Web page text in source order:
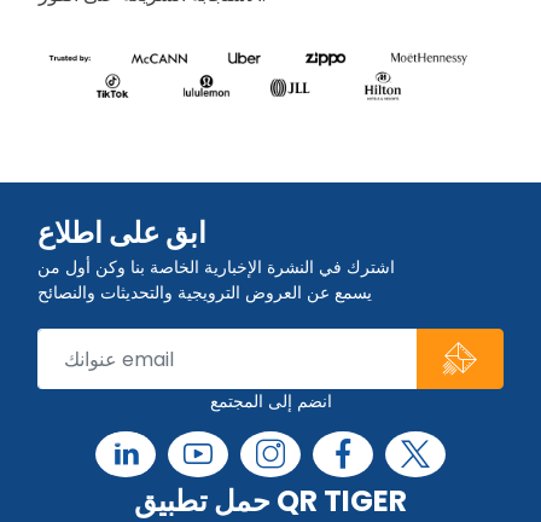
ابق على اطلاع
اشترك في النشرة الإخبارية الخاصة بنا وكن أول من
يسمع عن العروض الترويجية والتحديثات والنصائح
انضم إلى المجتمع
حمل تطبيق QR TIGER